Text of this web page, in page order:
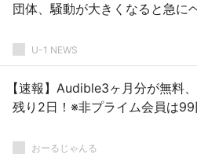
団体、騒動が大きくなると急
U-1 NEWS
【速報】Audible3ヶ月分が無料
残り2日！※非プライム会員は99
おーるじゃんる